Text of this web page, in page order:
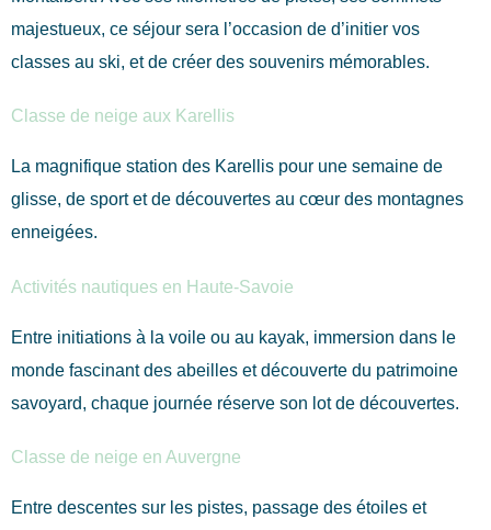
majestueux, ce séjour sera l’occasion de d’initier vos
classes au ski, et de créer des souvenirs mémorables.
Classe de neige aux Karellis
La magnifique station des Karellis pour une semaine de
glisse, de sport et de découvertes au cœur des montagnes
enneigées.
Activités nautiques en Haute-Savoie
Entre initiations à la voile ou au kayak, immersion dans le
monde fascinant des abeilles et découverte du patrimoine
savoyard, chaque journée réserve son lot de découvertes.
Classe de neige en Auvergne
Entre descentes sur les pistes, passage des étoiles et